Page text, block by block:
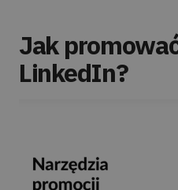
Jak
LinkedIn?